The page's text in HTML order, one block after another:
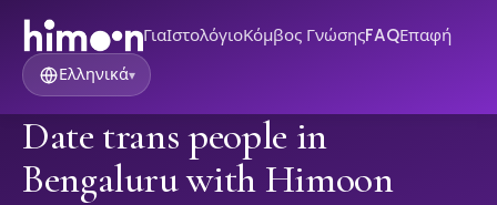
ΓιαΙστολόγιοΚόμβος ΓνώσηςFAQΕπαφή
Ελληνικά▾
Date trans people in
Bengaluru with Himoon